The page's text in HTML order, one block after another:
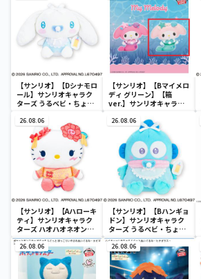
【サンリオ】【Dシナモロ
ール】サンリオキャラク
ターズ うるベビ・ちょい
【サンリオ】【Bマイメロ
ディ グリーン】【箱
ver.】サンリオキャラク
SOFVIMATES～マイメロ
ディ マーメイドver. ～
26.08.06
【サンリオ】【Aハローキ
ティ】サンリオキャラク
ターズ ハオハオネオンタ
ウンドールBIGタイプ1
26.08.06
【サンリオ】【Bハンギョ
ドン】サンリオキャラク
ターズ うるベビ・ちょい
デカドール
26.08.06 26.08.06